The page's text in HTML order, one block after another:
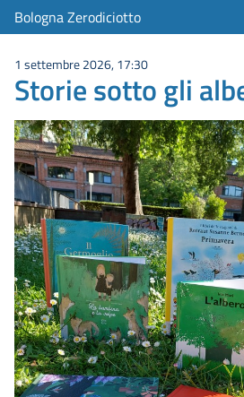
Bologna Zerodiciotto
1 settembre 2026, 17:30
Storie sotto gli